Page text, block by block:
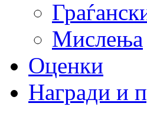
Мислења
Оценки
Награди и